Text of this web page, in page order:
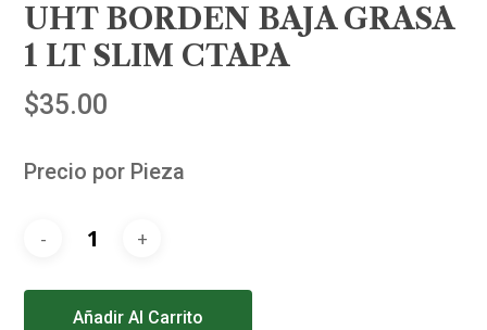
UHT BORDEN BAJA GRASA
1 LT SLIM CTAPA
$35.00
Precio por Pieza
Añadir Al Carrito